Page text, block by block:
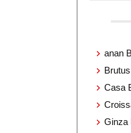
anan
Casa
Ginza